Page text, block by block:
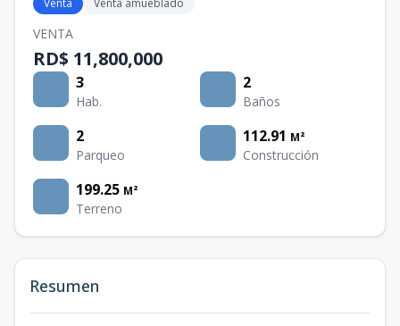
Venta Venta amueblado
VENTA
RD$ 11,800,000
3
Hab.
2
Baños
2
Parqueo
112.91 M²
Construcción
199.25 M²
Terreno
Resumen